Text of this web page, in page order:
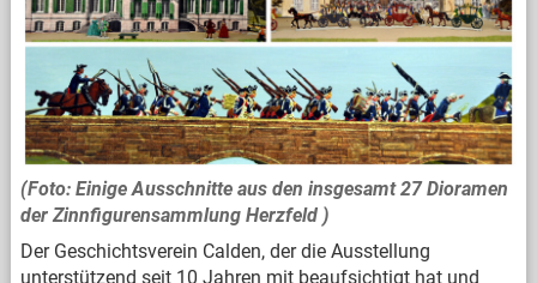
(Foto: Einige Ausschnitte aus den insgesamt 27 Dioramen
der Zinnfigurensammlung Herzfeld )
Der Geschichtsverein Calden, der die Ausstellung
unterstützend seit 10 Jahren mit beaufsichtigt hat und